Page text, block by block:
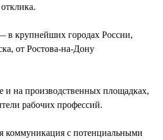
в крупнейших городах России,
от Ростова-на-Дону
и на производственных площадках,
рабочих профессий.
коммуникация с потенциальными